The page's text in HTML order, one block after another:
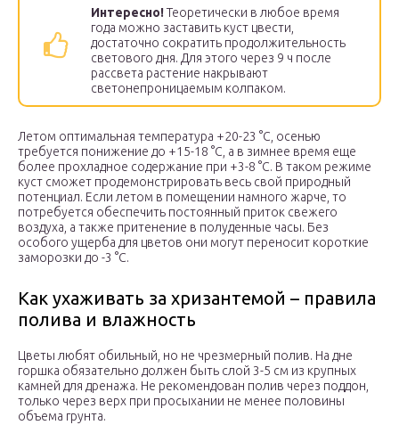
Интересно!Теоретически в любое время
года можно заставить куст цвести,
достаточно сократить продолжительность
светового дня. Для этого через 9 ч после
рассвета растение накрывают
светонепроницаемым колпаком.
Летом оптимальная температура +20-23 °С, осенью
требуется понижение до +15-18 °С, а в зимнее время еще
более прохладное содержание при +3-8 °С. В таком режиме
куст сможет продемонстрировать весь свой природный
потенциал. Если летом в помещении намного жарче, то
потребуется обеспечить постоянный приток свежего
воздуха, а также притенение в полуденные часы. Без
особого ущерба для цветов они могут переносит короткие
заморозки до -3 °С.
Как ухаживать за хризантемой – правила
полива и влажность
Цветы любят обильный, но не чрезмерный полив. На дне
горшка обязательно должен быть слой 3-5 см из крупных
камней для дренажа. Не рекомендован полив через поддон,
только через верх при просыхании не менее половины
объема грунта.